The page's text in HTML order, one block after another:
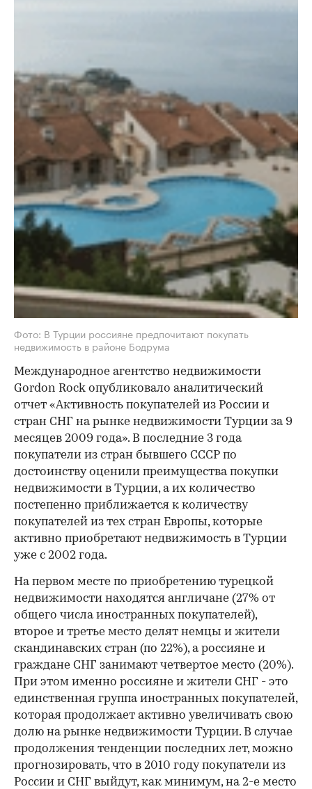
Фото: В Турции россияне предпочитают покупать
недвижимость в районе Бодрума
Международное агентство недвижимости
Gordon Rock опубликовало аналитический
отчет «Активность покупателей из России и
стран СНГ на рынке недвижимости Турции за 9
месяцев 2009 года». В последние 3 года
покупатели из стран бывшего СССР по
достоинству оценили преимущества покупки
недвижимости в Турции, а их количество
постепенно приближается к количеству
покупателей из тех стран Европы, которые
активно приобретают недвижимость в Турции
уже с 2002 года.
На первом месте по приобретению турецкой
недвижимости находятся англичане (27% от
общего числа иностранных покупателей),
второе и третье место делят немцы и жители
скандинавских стран (по 22%), а россияне и
граждане СНГ занимают четвертое место (20%).
При этом именно россияне и жители СНГ - это
единственная группа иностранных покупателей,
которая продолжает активно увеличивать свою
долю на рынке недвижимости Турции. В случае
продолжения тенденции последних лет, можно
прогнозировать, что в 2010 году покупатели из
России и СНГ выйдут, как минимум, на 2-е место